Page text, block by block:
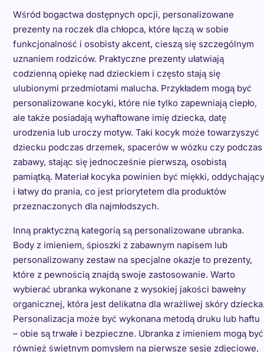
Wśród bogactwa dostępnych opcji, personalizowane
prezenty na roczek dla chłopca, które łączą w sobie
funkcjonalność i osobisty akcent, cieszą się szczególnym
uznaniem rodziców. Praktyczne prezenty ułatwiają
codzienną opiekę nad dzieckiem i często stają się
ulubionymi przedmiotami malucha. Przykładem mogą być
personalizowane kocyki, które nie tylko zapewniają ciepło,
ale także posiadają wyhaftowane imię dziecka, datę
urodzenia lub uroczy motyw. Taki kocyk może towarzyszyć
dziecku podczas drzemek, spacerów w wózku czy podczas
zabawy, stając się jednocześnie pierwszą, osobistą
pamiątką. Materiał kocyka powinien być miękki, oddychający
i łatwy do prania, co jest priorytetem dla produktów
przeznaczonych dla najmłodszych.
Inną praktyczną kategorią są personalizowane ubranka.
Body z imieniem, śpioszki z zabawnym napisem lub
personalizowany zestaw na specjalne okazje to prezenty,
które z pewnością znajdą swoje zastosowanie. Warto
wybierać ubranka wykonane z wysokiej jakości bawełny
organicznej, która jest delikatna dla wrażliwej skóry
Personalizacja może być wykonana metodą druku lub haftu
– obie są trwałe i bezpieczne. Ubranka z imieniem mogą być
również świetnym pomysłem na pierwsze sesje zdjęciowe,